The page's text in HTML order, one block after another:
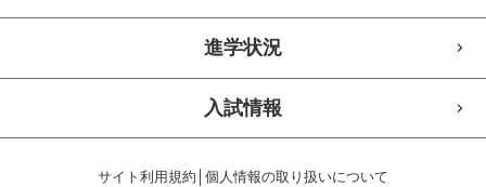
進学状況
入試情報
サイト利用規約 個人情報の取り扱いについて